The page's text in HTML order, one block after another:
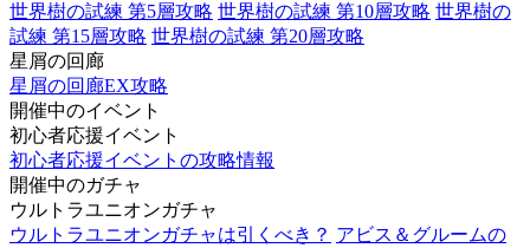
世界樹の試練 第5層攻略 世界樹の試練 第10層攻略 世界樹の
試練 第15層攻略 世界樹の試練 第20層攻略
星屑の回廊
星屑の回廊EX攻略
開催中のイベント
初心者応援イベント
初心者応援イベントの攻略情報
開催中のガチャ
ウルトラユニオンガチャ
ウルトラユニオンガチャは引くべき？ アビス＆グルームの